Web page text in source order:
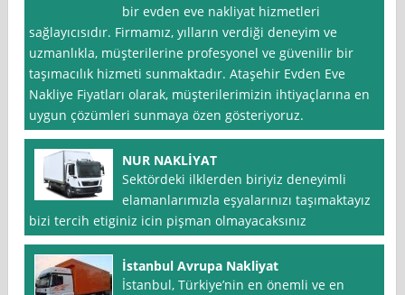
bir evden eve nakliyat hizmetleri
sağlayıcısıdır. Firmamız, yılların verdiği deneyim ve
uzmanlıkla, müşterilerine profesyonel ve güvenilir bir
taşımacılık hizmeti sunmaktadır. Ataşehir Evden Eve
Nakliye Fiyatları olarak, müşterilerimizin ihtiyaçlarına en
uygun çözümleri sunmaya özen gösteriyoruz.
NUR NAKLİYAT
Sektördeki ilklerden biriyiz deneyimli
elamanlarımızla eşyalarınızı taşımaktayız
bizi tercih etiginiz icin pişman olmayacaksınız
İstanbul Avrupa Nakliyat
İstanbul, Türkiye’nin en önemli ve en